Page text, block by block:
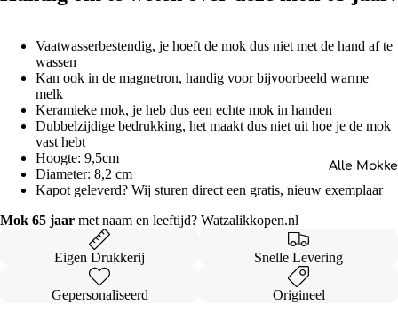
Alle
Vaatwasserbestendig, je hoeft de mok dus niet met de hand af te
wassen
Kan ook in de magnetron, handig voor bijvoorbeeld warme
melk
Keramieke mok, je heb dus een echte mok in handen
Dubbelzijdige bedrukking, het maakt dus niet uit hoe je de mok
vast hebt
Hoogte: 9,5cm
Diameter: 8,2 cm
Kapot geleverd? Wij sturen direct een gratis, nieuw exemplaar
Mok 65 jaar met naam en leeftijd? Watzalikkopen.nl
Eigen Drukkerij Snelle Levering
Gepersonaliseerd Origineel